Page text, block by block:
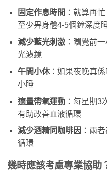
固定作息時間 ：就算再
至少畀身體4-5個鐘深度
減少藍光刺激：瞓覺前一
光濾鏡
午間小休：如果夜晚真
小睡
適量帶氧運動：每星期3
有助改善血液循環
減少酒精同咖啡因 ：兩
循環
幾時應該考慮專業協助